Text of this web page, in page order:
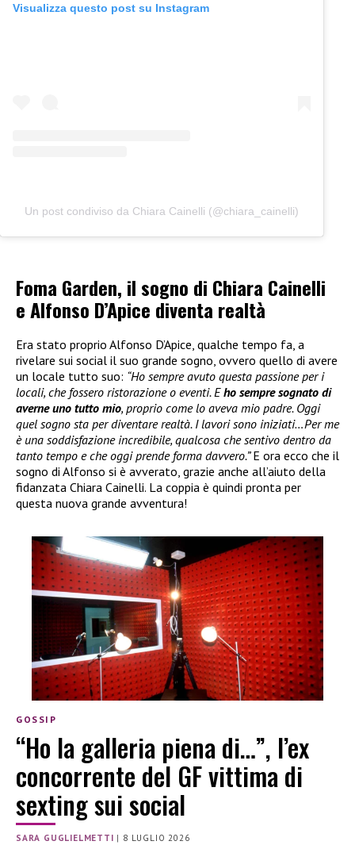
Visualizza questo post su Instagram
Un post condiviso da Chiara Cainelli (@chiara_cainelli)
Foma Garden, il sogno di Chiara Cainelli
e Alfonso D’Apice diventa realtà
Era stato proprio Alfonso D’Apice, qualche tempo fa, a
rivelare sui social il suo grande sogno, ovvero quello di avere
un locale tutto suo: “Ho sempre avuto questa passione per i
locali, che fossero ristorazione o eventi. Eho sempre sognato di
averne uno tutto mio, proprio come lo aveva mio padre. Oggi
quel sogno sta per diventare realtà. I lavori sono iniziati…Per me
è una soddisfazione incredibile, qualcosa che sentivo dentro da
tanto tempo e che oggi prende forma davvero.”E ora ecco che il
sogno di Alfonso si è avverato, grazie anche all’aiuto della
fidanzata Chiara Cainelli. La coppia è quindi pronta per
questa nuova grande avventura!
GOSSIP
“Ho la galleria piena di…”, l’ex
concorrente del GF vittima di
sexting sui social
SARA GUGLIELMETTI | 8 LUGLIO 2026